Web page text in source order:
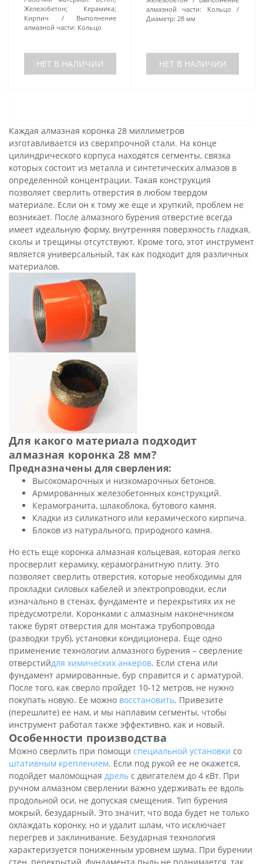
Железобетон; Керамика;
Кирпич
Выполнение
алмазной части: Кольцо
НЕТ В НАЛИЧИИ
алмазной части:
Кольцо
Диаметр: 28 мм
НЕТ В НАЛИЧИИ
Каждая алмазная коронка 28 миллиметров
изготавливается из сверхпрочной стали. На конце
цилиндрического корпуса находятся сегменты, связка
которых состоит из металла и синтетических алмазов в
определенной концентрации. Такая конструкция
позволяет сверлить отверстия в любом твердом
материале. Если он к тому же еще и хрупкий, проблем не
возникает. После алмазного бурения отверстие всегда
имеет идеальную форму, внутренняя поверхность гладкая,
сколы и трещины отсутствуют. Кроме того, этот инструмент
является универсальный, так как подходит для различных
материалов.
Для какого материала подходит
алмазная коронка 28 мм?
Предназначены для сверления:
Высокомарочных и низкомарочных бетонов.
Армированных железобетонных конструкций.
Керамогранита, шлакоблока, бутового камня.
Кладки из силикатного или керамического кирпича.
Блоков из натурального, природного камня.
Но есть еще коронка алмазная кольцевая, которая легко
просверлит керамику, керамогранитную плиту. Это
позволяет сверлить отверстия, которые необходимы для
прокладки силовых кабелей и электропроводки, если
изначально в стенах, фундаменте и перекрытиях их не
предусмотрели. Коронками с алмазным наконечником
также бурят отверстия для монтажа трубопровода
(разводки труб), установки кондиционера. Еще одно
применение технологии алмазного бурения – сверление
отверстийдля химических анкеров. Если стена или
фундамент армированные, бур справится и с арматурой.
После того, как сверло пройдет 10-12 метров, не нужно
покупать новую. Ее можно восстановить. Привезите
(перешлите) ее нам, и мы наплавим сегменты, чтобы
инструмент работал также эффективно, как и новый.
Особенности производства
Можно сверлить при помощи специальной установки со
штативным креплением. Если под рукой ее не окажется,
подойдет маломощная дрель с двигателем до 4 кВт. При
ручном алмазном сверлении важно удерживать ее вдоль
продольной оси, не допуская смещения. Тип бурения
мокрый, безударный. Это значит, что вода будет не только
охлаждать коронку, но и удалит шлам, что исключает
перегрев и заклинивание. Безударная технология
характеризуется пониженным уровнем шума. При бурении
стен, перекрытий, фундамента пыль не поднимается, так